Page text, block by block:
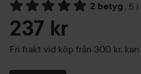
2 betyg , 5
Hoppa till Betyg & kommentarer
237 kr
Fri frakt vid köp från 300 kr,